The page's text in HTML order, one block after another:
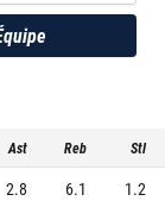
Ast Reb Stl
2.8 6.1
1.2